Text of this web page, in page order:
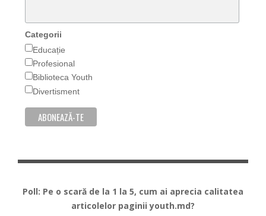
Categorii
Educație
Profesional
Biblioteca Youth
Divertisment
Poll: Pe o scară de la 1 la 5, cum ai aprecia calitatea
articolelor paginii youth.md?